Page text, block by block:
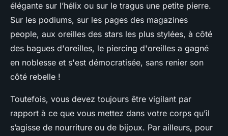
élégante sur l’hélix ou sur le tragus une petite pierre.
Sur les podiums, sur les pages des magazines
people, aux oreilles des stars les plus stylées, à côté
des bagues d'oreilles, le piercing d'oreilles a gagné
en noblesse et s'est démocratisée, sans renier son
côté rebelle !
Toutefois, vous devez toujours être vigilant par
rapport à ce que vous mettez dans votre corps qu’il
s’agisse de nourriture ou de bijoux. Par ailleurs, pour